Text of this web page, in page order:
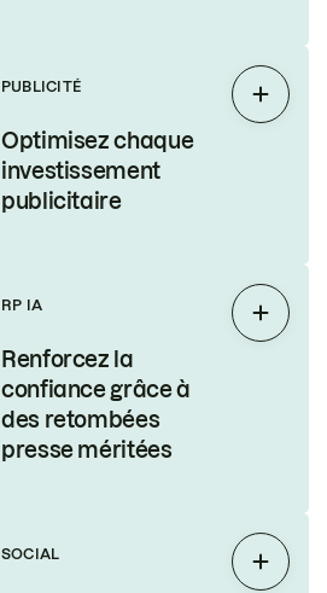
PUBLICITÉ
Optimisez chaque
investissement
publicitaire
RP IA
Renforcez la
confiance grâce à
des retombées
presse méritées
SOCIAL